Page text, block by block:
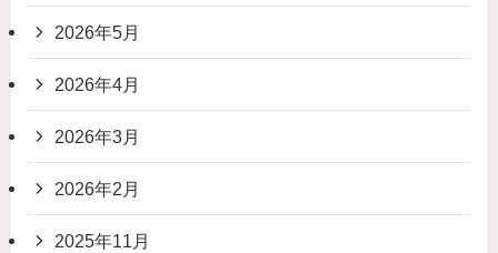
2026年5月
2026年4月
2026年3月
2026年2月
2025年11月